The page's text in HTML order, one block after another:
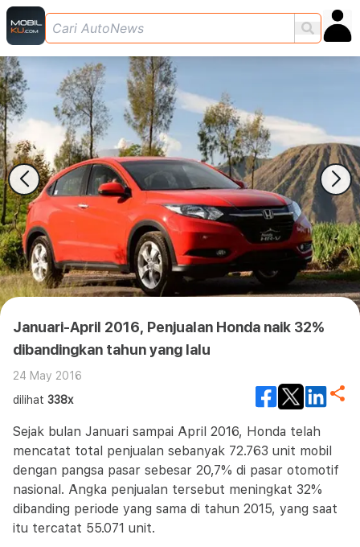
Januari-April 2016, Penjualan Honda naik 32%
dibandingkan tahun yang lalu
24 May 2016
dilihat 338x
Sejak bulan Januari sampai April 2016, Honda telah
mencatat total penjualan sebanyak 72.763 unit mobil
dengan pangsa pasar sebesar 20,7% di pasar otomotif
nasional. Angka penjualan tersebut meningkat 32%
dibanding periode yang sama di tahun 2015, yang saat
itu tercatat 55.071 unit.